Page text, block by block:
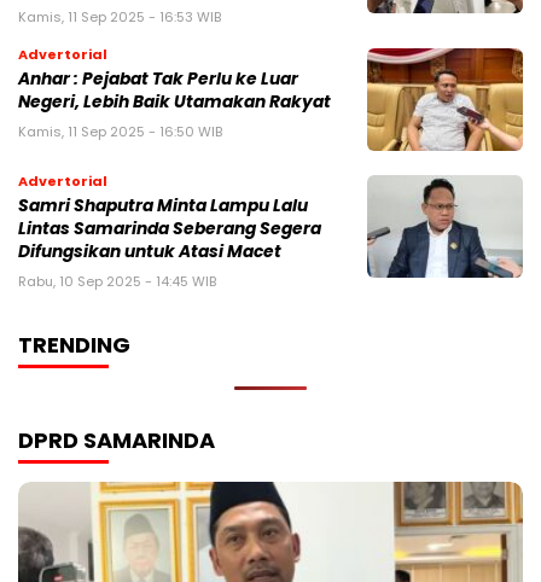
Kamis, 11 Sep 2025 - 16:53 WIB
Advertorial
Anhar : Pejabat Tak Perlu ke Luar
Negeri, Lebih Baik Utamakan Rakyat
Kamis, 11 Sep 2025 - 16:50 WIB
Advertorial
Samri Shaputra Minta Lampu Lalu
Lintas Samarinda Seberang Segera
Difungsikan untuk Atasi Macet
Rabu, 10 Sep 2025 - 14:45 WIB
TRENDING
DPRD SAMARINDA